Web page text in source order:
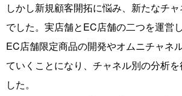
しかし新規顧客開拓に悩み、新たなチ
でした。実店舗とEC店舗の二つを運営
EC店舗限定商品の開発やオムニチャネ
ていくことになり、チャネル別の分析を
した。